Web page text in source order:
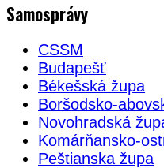
Samosprávy
CSSM
Budapešť
Békešská župa
Boršodsko-
Novohradská
Komárňansko-
Peštianska župa